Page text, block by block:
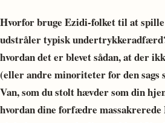
Hvorfor bruge Ezidi-folket til at
udstråler typisk
hvordan det er blevet sådan, at der
(eller andre minoriteter for den sags
Van, som du stolt hævder som din
hvordan dine forfædre